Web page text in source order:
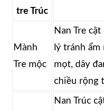
tre Trúc
Mành
Tre mộc
Nan Tre
lý tránh ẩm
mọt, dây
chiều rộng
Nan Trúc